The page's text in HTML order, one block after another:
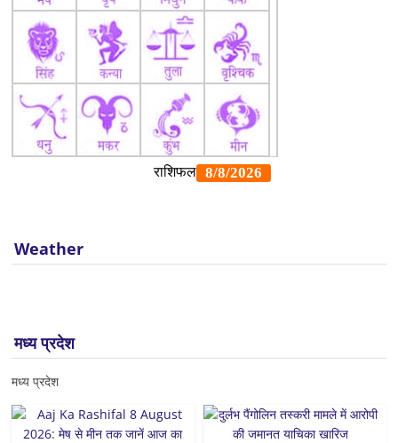
Weather
मध्य प्रदेश
मध्य प्रदेश